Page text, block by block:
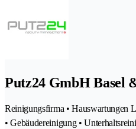
Putz24 GmbH Basel
Reinigungsfirma • Hauswartungen
• Gebäudereinigung •